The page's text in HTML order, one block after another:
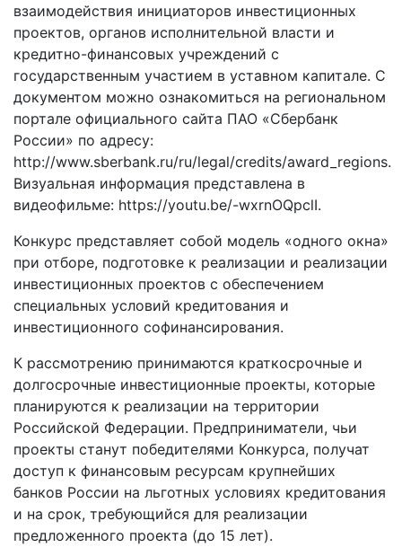
взаимодействия инициаторов инвестиционных
проектов, органов исполнительной власти и
кредитно-финансовых учреждений с
государственным участием в уставном капитале. С
документом можно ознакомиться на региональном
портале официального сайта ПАО «Сбербанк
России» по адресу:
http://www.sberbank.ru/ru/legal/credits/award_regions.
Визуальная информация представлена в
видеофильме: https://youtu.be/-wxrnOQpclI.
Конкурс представляет собой модель «одного окна»
при отборе, подготовке к реализации и реализации
инвестиционных проектов с обеспечением
специальных условий кредитования и
инвестиционного софинансирования.
К рассмотрению принимаются краткосрочные и
долгосрочные инвестиционные проекты, которые
планируются к реализации на территории
Российской Федерации. Предприниматели, чьи
проекты станут победителями Конкурса, получат
доступ к финансовым ресурсам крупнейших
банков России на льготных условиях кредитования
и на срок, требующийся для реализации
предложенного проекта (до 15 лет).